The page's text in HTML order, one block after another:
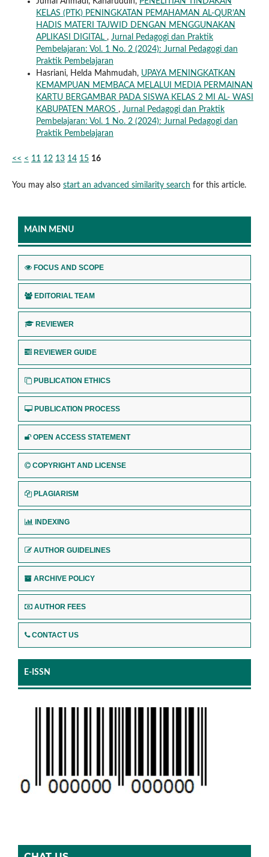
KELAS (PTK) PENINGKATAN PEMAHAMAN AL-QUR’AN
HADIS MATERI TAJWID DENGAN MENGGUNAKAN
APLIKASI DIGITAL , Jurnal Pedagogi dan Praktik
Pembelajaran: Vol. 1 No. 2 (2024): Jurnal Pedagogi dan
Praktik Pembelajaran
Hasriani, Helda Mahmudah, UPAYA MENINGKATKAN
KEMAMPUAN MEMBACA MELALUI MEDIA PERMAINAN
KARTU BERGAMBAR PADA SISWA KELAS 2 MI AL- WASI
KABUPATEN MAROS , Jurnal Pedagogi dan Praktik
Pembelajaran: Vol. 1 No. 2 (2024): Jurnal Pedagogi dan
Praktik Pembelajaran
<< < 11 12 13 14 15 16
You may also start an advanced similarity search for this article.
MAIN MENU
FOCUS AND SCOPE
EDITORIAL TEAM
REVIEWER
REVIEWER GUIDE
PUBLICATION ETHICS
PUBLICATION PROCESS
OPEN ACCESS STATEMENT
COPYRIGHT AND LICENSE
PLAGIARISM
INDEXING
AUTHOR GUIDELINES
ARCHIVE POLICY
AUTHOR FEES
CONTACT US
E-ISSN